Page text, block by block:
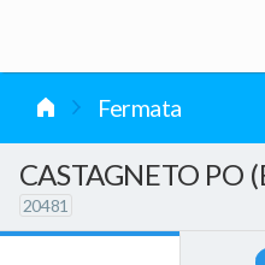
Fermata
CASTAGNETO PO
20481